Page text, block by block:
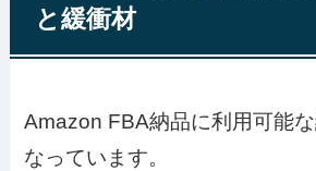
と緩衝材
Amazon FBA納品に利用可能
なっています。